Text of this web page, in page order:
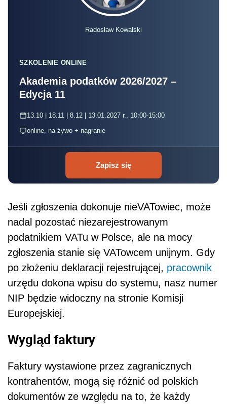
Radosław Kowalski
SZKOLENIE ONLINE
Akademia podatków 2026/2027 –
Edycja 11
13.10 | 18.11 | 8.12 | 13.01.2027 r., 10:00-15:00
online, na żywo + nagranie
Zapisz się
Jeśli zgłoszenia dokonuje nieVATowiec, może
nadal pozostać niezarejestrowanym
podatnikiem VATu w Polsce, ale na mocy
zgłoszenia stanie się VATowcem unijnym. Gdy
po złożeniu deklaracji rejestrującej, pracownik
urzędu dokona wpisu do systemu, nasz numer
NIP będzie widoczny na stronie Komisji
Europejskiej.
Wygląd faktury
Faktury wystawione przez zagranicznych
kontrahentów, mogą się różnić od polskich
dokumentów ze względu na to, że każdy